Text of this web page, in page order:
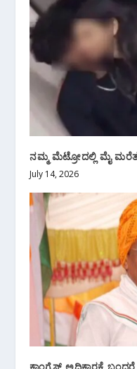
ನಮ್ಮ ಮೆಟ್ರೋದಲ್ಲಿ ಮೈ‌
July 14, 2026